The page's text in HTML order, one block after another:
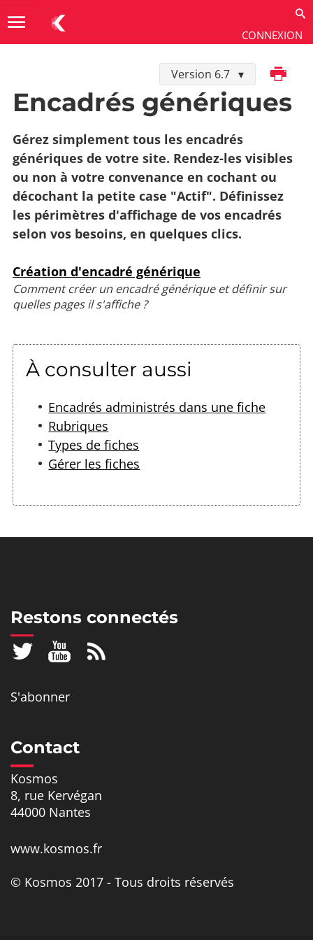
CONNEXION
menu
Version 6.7Imprimer
→Encadrés génériques
Encadrés génériques
Gérez simplement tous les encadrés
génériques de votre site. Rendez-les visibles
ou non à votre convenance en cochant ou
décochant la petite case "Actif". Définissez
les périmètres d'affichage de vos encadrés
selon vos besoins, en quelques clics.
Création d'encadré générique
Comment créer un encadré générique et définir sur
quelles pages il s'affiche ?
À consulter aussi
Encadrés administrés dans une fiche
Rubriques
Types de fiches
Gérer les fiches
Restons connectés
S'abonner
Contact
Kosmos
8, rue Kervégan
44000 Nantes
www.kosmos.fr
© Kosmos 2017 - Tous droits réservés